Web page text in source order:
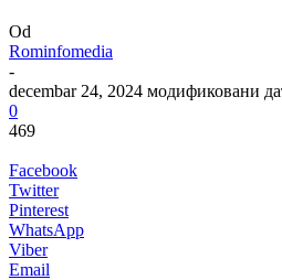
Od
Rominfomedia
-
decembar 24, 2024 модификовани
0
469
Facebook
Twitter
Pinterest
WhatsApp
Viber
Email